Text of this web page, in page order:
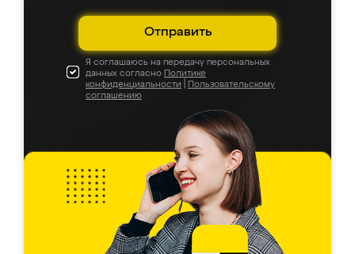
Отправить
Я соглашаюсь на передачу персональных
данных согласно Политике
конфиденциальности
Пользовательскому
соглашению